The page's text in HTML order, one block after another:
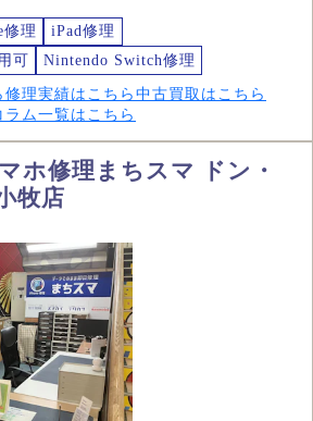
修理
iPad修理
可
Nintendo Switch修理
修理実績はこちら 中古買取はこちら
ラム一覧はこちら
ホ修理まちスマ ドン・
牧店